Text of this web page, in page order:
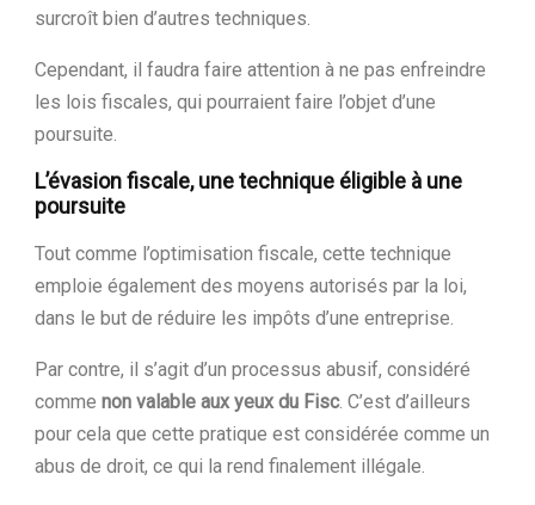
surcroît bien d’autres techniques.
Cependant, il faudra faire attention à ne pas enfreindre
les lois fiscales, qui pourraient faire l’objet d’une
poursuite.
L’évasion fiscale, une technique éligible à une
poursuite
Tout comme l’optimisation fiscale, cette technique
emploie également des moyens autorisés par la loi,
dans le but de réduire les impôts d’une entreprise.
Par contre, il s’agit d’un processus abusif, considéré
comme non valable aux yeux du Fisc. C’est d’ailleurs
pour cela que cette pratique est considérée comme un
abus de droit, ce qui la rend finalement illégale.